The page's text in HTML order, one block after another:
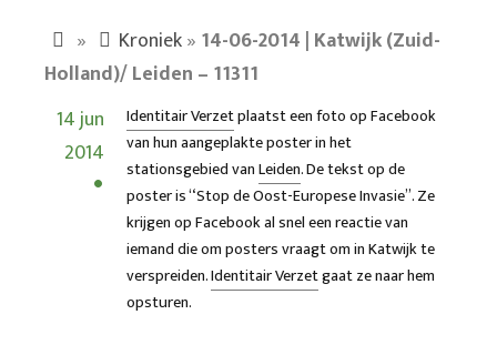
Nieuwsbrief
» Kroniek» 14-06-2014 | Katwijk (Zuid-
Holland)/ Leiden – 11311
14 jun
2014
Identitair Verzetplaatst een foto op Facebook
van hun aangeplakte poster in het
stationsgebied vanLeiden. De tekst op de
poster is “Stop de Oost-Europese Invasie”. Ze
krijgen op Facebook al snel een reactie van
iemand die om posters vraagt om in Katwijk te
verspreiden.Identitair Verzetgaat ze naar hem
opsturen.